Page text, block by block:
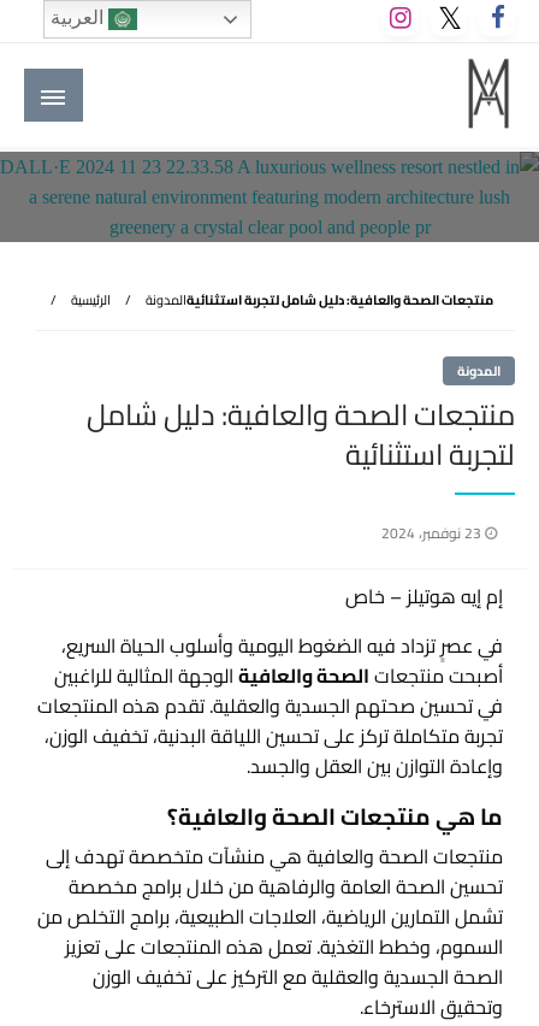
التخطي
إلى
المحتوى
M A hotels | إم ايه هوتيلز
الموقع الأول للعاملين في الفنادق في العالم العربي
الرئيسية المدونةمنتجعات الصحة والعافية: دليل شامل لتجربة استثنائية
المدونة
منتجعات الصحة والعافية: دليل شامل
لتجربة استثنائية
نُشر
23 نوفمبر، 2024
إم إيه هوتيلز – خاص
في عصرٍ تزداد فيه الضغوط اليومية وأسلوب الحياة السريع،
أصبحت منتجعاتالصحة والعافيةالوجهة المثالية للراغبين
في تحسين صحتهم الجسدية والعقلية. تقدم هذه المنتجعات
تجربة متكاملة تركز على تحسين اللياقة البدنية، تخفيف الوزن،
وإعادة التوازن بين العقل والجسد.
ما هي منتجعات الصحة والعافية؟
منتجعات الصحة والعافية هي منشآت متخصصة تهدف إلى
تحسين الصحة العامة والرفاهية من خلال برامج مخصصة
تشمل التمارين الرياضية، العلاجات الطبيعية، برامج التخلص من
السموم، وخطط التغذية. تعمل هذه المنتجعات على تعزيز
الصحة الجسدية والعقلية مع التركيز على تخفيف الوزن
وتحقيق الاسترخاء.
العربية